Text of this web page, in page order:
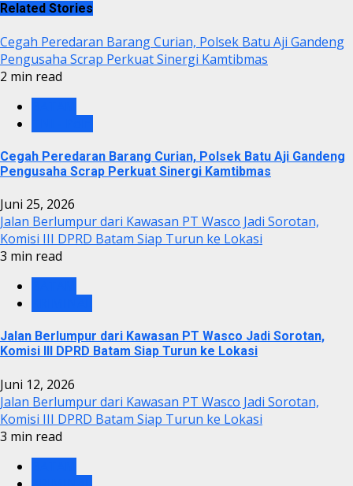
Related Stories
Cegah Peredaran Barang Curian, Polsek Batu Aji Gandeng
Pengusaha Scrap Perkuat Sinergi Kamtibmas
2 min read
Cegah Peredaran Barang Curian, Polsek Batu Aji Gandeng
Pengusaha Scrap Perkuat Sinergi Kamtibmas
Juni 25, 2026
Jalan Berlumpur dari Kawasan PT Wasco Jadi Sorotan,
Komisi III DPRD Batam Siap Turun ke Lokasi
3 min read
Jalan Berlumpur dari Kawasan PT Wasco Jadi Sorotan,
Komisi III DPRD Batam Siap Turun ke Lokasi
Juni 12, 2026
Jalan Berlumpur dari Kawasan PT Wasco Jadi Sorotan,
Komisi III DPRD Batam Siap Turun ke Lokasi
3 min read